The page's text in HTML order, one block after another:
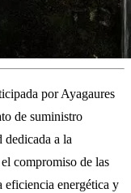
por Ayagaures
de suministro
dedicada a la
compromiso de las
eficiencia energética y